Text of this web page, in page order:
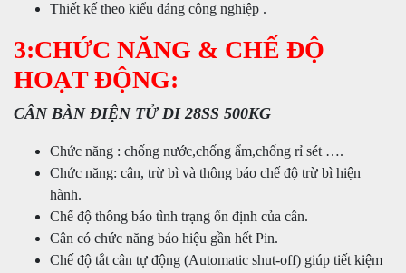
Thiết kế theo kiểu dáng công nghiệp .
3:CHỨC NĂNG & CHẾ ĐỘ
HOẠT ĐỘNG:
CÂN BÀN ĐIỆN TỬ DI 28SS 500KG
Chức năng : chống nước,chống ẩm,chống rỉ sét ….
Chức năng: cân, trừ bì và thông báo chế độ trừ bì hiện
hành.
Chế độ thông báo tình trạng ổn định của cân.
Cân có chức năng báo hiệu gần hết Pin.
Chế độ tắt cân tự động (Automatic shut-off) giúp tiết kiệm